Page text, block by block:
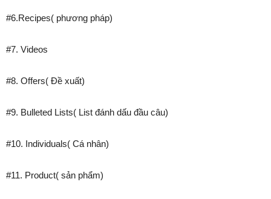
#6.Recipes( phương pháp)
#7. Videos
#8. Offers( Đề xuất)
#9. Bulleted Lists( List đánh dấu đầu câu)
#10. Individuals( Cá nhân)
#11. Product( sản phẩm)